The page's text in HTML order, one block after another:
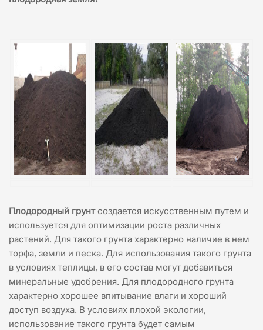
Плодородный грунтсоздается искусственным путем и
используется для оптимизации роста различных
растений. Для такого грунта характерно наличие в нем
торфа, земли и песка. Для использования такого грунта
в условиях теплицы, в его состав могут добавиться
минеральные удобрения. Для плодородного грунта
характерно хорошее впитывание влаги и хороший
доступ воздуха. В условиях плохой экологии,
использование такого грунта будет самым